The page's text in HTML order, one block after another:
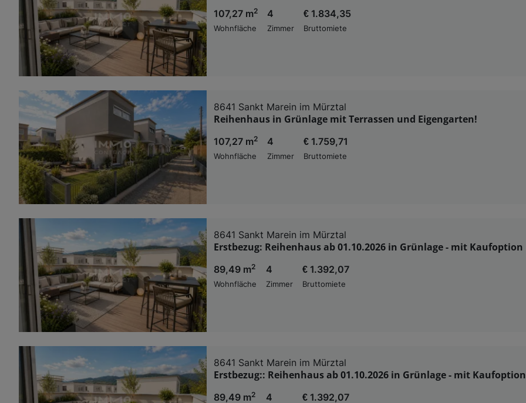
107,27 m2
Wohnfläche
4
Zimmer
€ 1.834,35
Bruttomiete
8641 Sankt Marein im Mürztal
Reihenhaus in Grünlage mit Terrassen und Eigengarten!
107,27 m2
Wohnfläche
4
Zimmer
€ 1.759,71
Bruttomiete
8641 Sankt Marein im Mürztal
Erstbezug: Reihenhaus ab 01.10.2026 in Grünlage - mit Kaufoption
89,49 m2
Wohnfläche
4
Zimmer
€ 1.392,07
Bruttomiete
8641 Sankt Marein im Mürztal
Erstbezug:: Reihenhaus ab 01.10.2026 in Grünlage - mit Kaufoption
89,49 m2 4 € 1.392,07